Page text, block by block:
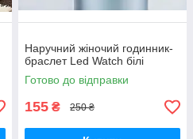
Наручний жіночий годинник-
браслет Led Watch білі
Готово до відправки
155 ₴ 250 ₴